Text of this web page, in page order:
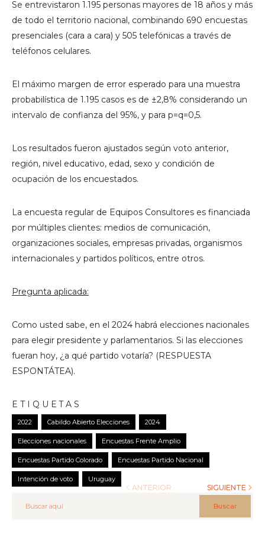
Se entrevistaron 1.195 personas mayores de 18 años y más
de todo el territorio nacional, combinando 690 encuestas
presenciales (cara a cara) y 505 telefónicas a través de
teléfonos celulares.
El máximo margen de error esperado para una muestra
probabilística de 1.195 casos es de ±2,8% considerando un
intervalo de confianza del 95%, y para p=q=0,5.
Los resultados fueron ajustados según voto anterior,
región, nivel educativo, edad, sexo y condición de
ocupación de los encuestados.
La encuesta regular de Equipos Consultores es financiada
por múltiples clientes: medios de comunicación,
organizaciones sociales, empresas privadas, organismos
internacionales y partidos políticos, entre otros.
Pregunta aplicada:
Como usted sabe, en el 2024 habrá elecciones nacionales
para elegir presidente y parlamentarios. Si las elecciones
fueran hoy, ¿a qué partido votaría? (RESPUESTA
ESPONTÁTEA).
ETIQUETAS
2022 Cabildo Abierto Elecciones 2024
Elecciones nacionales Encuestas Frente Amplio
Encuestas Partido Colorado Encuestas Partido Nacional
Intención de voto Uruguay
ANTERIOR SIGUIENTE
Buscar